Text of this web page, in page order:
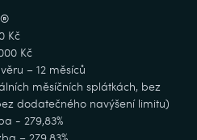
Kč
Kč
– 12 měsíců
měsíčních splátkách, bez
dodatečného navýšení limitu)
- 279,83%